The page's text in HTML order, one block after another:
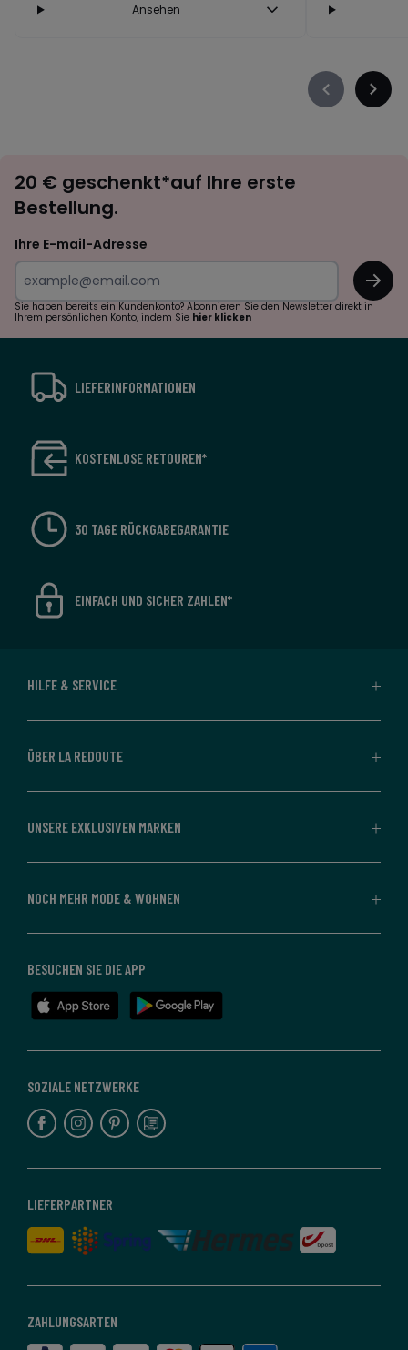
Ansehen
Précédent
abonnieren
20 € geschenkt*auf Ihre erste
Bestellung.
Ihre E-mail-Adresse
OK
Sie haben bereits ein Kundenkonto? Abonnieren Sie den Newsletter direkt in
Ihrem persönlichen Konto, indem Sie hier klicken
LIEFERINFORMATIONEN
KOSTENLOSE RETOUREN*
30 TAGE RÜCKGABEGARANTIE
EINFACH UND SICHER ZAHLEN*
HILFE & SERVICE
ÜBER LA REDOUTE
UNSERE EXKLUSIVEN MARKEN
NOCH MEHR MODE & WOHNEN
ZAHLUNGSARTEN
LIEFERPARTNER
SOZIALE NETZWERKE
BESUCHEN SIE DIE APP